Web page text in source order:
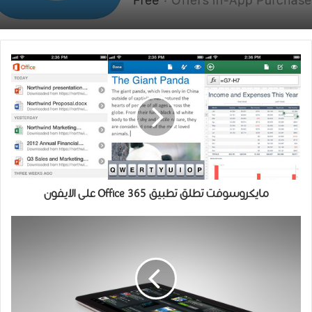
مايكروسوفت تطلق تطبيق Office 365 على الايفون